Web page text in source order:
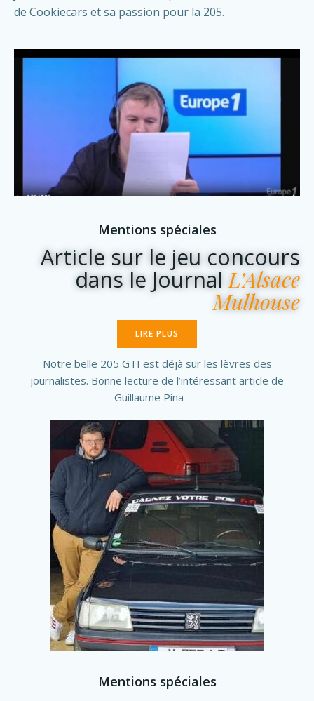
de Cookiecars et sa passion pour la 205.
Mentions spéciales
Article sur le jeu concours
dans le JournalL’Alsace
Mulhouse
LIRE PLUS
Notre belle 205 GTI est déjà sur les lèvres des
journalistes. Bonne lecture de l’intéressant article de
Guillaume Pina
Mentions spéciales